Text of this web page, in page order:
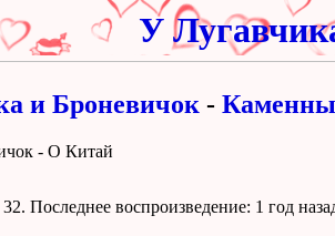
У
и Броневичок -
- О Китай
Поcледнее воспроизведение: 1 год